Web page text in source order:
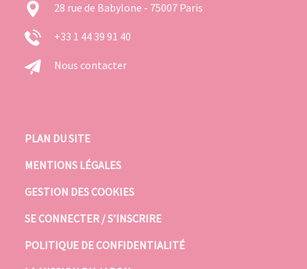
28 rue de Babylone - 75007 Paris
+33 1 44 39 91 40
Nous contacter
PLAN DU SITE
MENTIONS LÉGALES
GESTION DES COOKIES
SE CONNECTER / S’INSCRIRE
POLITIQUE DE CONFIDENTIALITÉ